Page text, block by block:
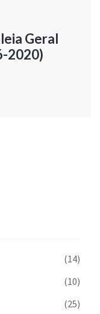
Geral
2020)
(14)
(10)
(25)